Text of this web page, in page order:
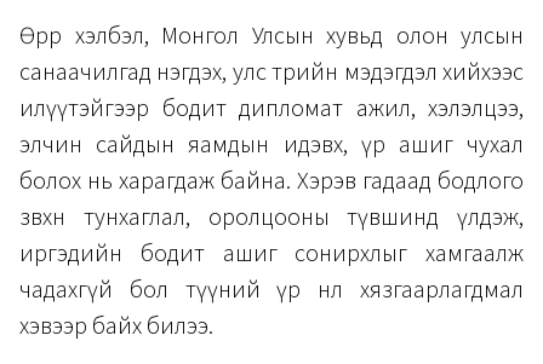
Өөрөөр хэлбэл, Монгол Улсын хувьд олон улсын
санаачилгад нэгдэх, улс төрийн мэдэгдэл хийхээс
илүүтэйгээр бодит дипломат ажил, хэлэлцээ,
элчин сайдын яамдын идэвх, үр ашиг чухал
болох нь харагдаж байна. Хэрэв гадаад бодлого
зөвхөн тунхаглал, оролцооны түвшинд үлдэж,
иргэдийн бодит ашиг сонирхлыг хамгаалж
чадахгүй бол түүний үр нөлөө хязгаарлагдмал
хэвээр байх билээ.